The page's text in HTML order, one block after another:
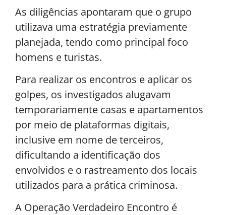
As diligências apontaram que o grupo
utilizava uma estratégia previamente
planejada, tendo como principal foco
homens e turistas.
Para realizar os encontros e aplicar os
golpes, os investigados alugavam
temporariamente casas e apartamentos
por meio de plataformas digitais,
inclusive em nome de terceiros,
dificultando a identificação dos
envolvidos e o rastreamento dos locais
utilizados para a prática criminosa.
A Operação Verdadeiro Encontro é